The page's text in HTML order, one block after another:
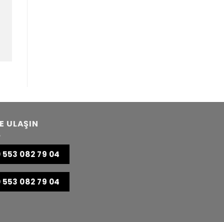
ULAŞIN
553 082 79 04
553 082 79 04